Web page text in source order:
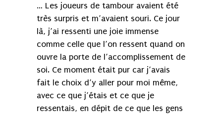
… Les joueurs de tambour avaient été
très surpris et m’avaient souri. Ce jour
là, j’ai ressenti une joie immense
comme celle que l’on ressent quand on
ouvre la porte de l’accomplissement de
soi. Ce moment était pur car j’avais
fait le choix d’y aller pour moi même,
avec ce que j’étais et ce que je
ressentais, en dépit de ce que les gens